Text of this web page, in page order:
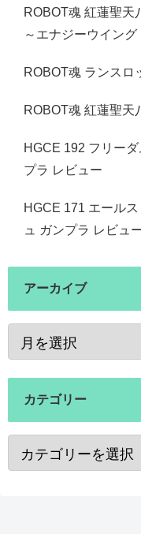
ROBOT魂 紅蓮聖天
～エナジーウイン
ROBOT魂 ランスロ
ROBOT魂 紅蓮聖天
HGCE 192 フリー
プラ レビュー
HGCE 171 エール
ュ ガンプラ レビュ
アーカイブ
カテゴリー